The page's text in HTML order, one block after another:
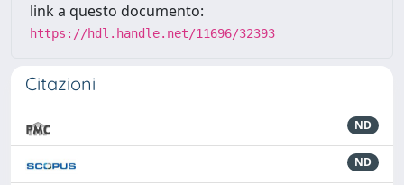
link a questo documento:
https://hdl.handle.net/11696/32393
Citazioni
ND
ND